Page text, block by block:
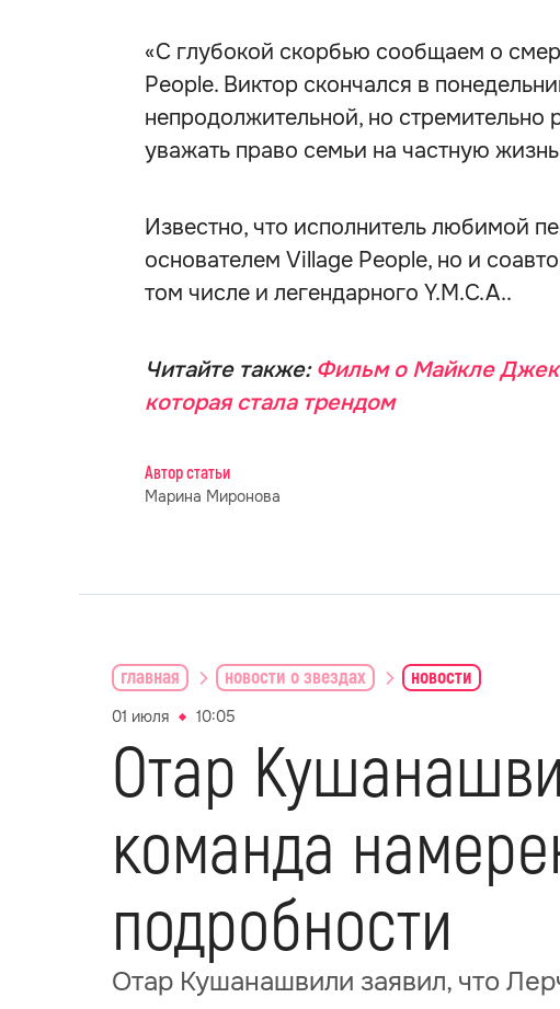
«С глубокой скорбью сообщаем о
People. Виктор скончался в
непродолжительной, но
уважать право семьи на частную
Известно, что исполнитель любимой
основателем Village People, но и
том числе и легендарного Y.M.C.A..
Читайте также: Фильм о Майкле
которая стала трендом
Автор статьи
Марина Миронова
главная новости о звездах новости
01 июля 10:05
Отар
команда
подробности
Отар Кушанашвили заявил, что